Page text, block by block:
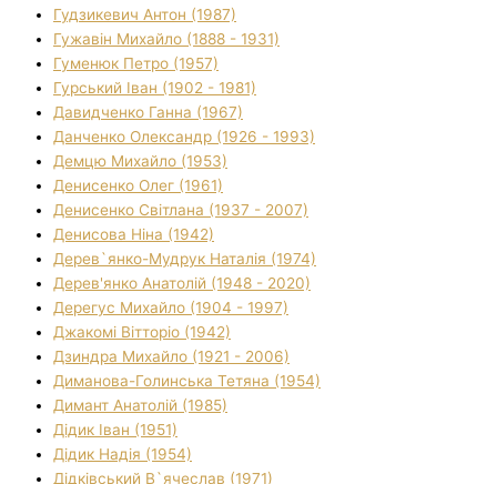
Гудзикевич Антон (1987)
Гужавін Михайло (1888 - 1931)
Гуменюк Петро (1957)
Гурський Іван (1902 - 1981)
Давидченко Ганна (1967)
Данченко Олександр (1926 - 1993)
Демцю Михайло (1953)
Денисенко Олег (1961)
Денисенко Світлана (1937 - 2007)
Денисова Ніна (1942)
Дерев`янко-Мудрук Наталія (1974)
Дерев'янко Анатолій (1948 - 2020)
Дерегус Михайло (1904 - 1997)
Джакомі Вітторіо (1942)
Дзиндра Михайло (1921 - 2006)
Диманова-Голинська Тетяна (1954)
Димант Анатолій (1985)
Дідик Іван (1951)
Дідик Надія (1954)
Дідківський В`ячеслав (1971)